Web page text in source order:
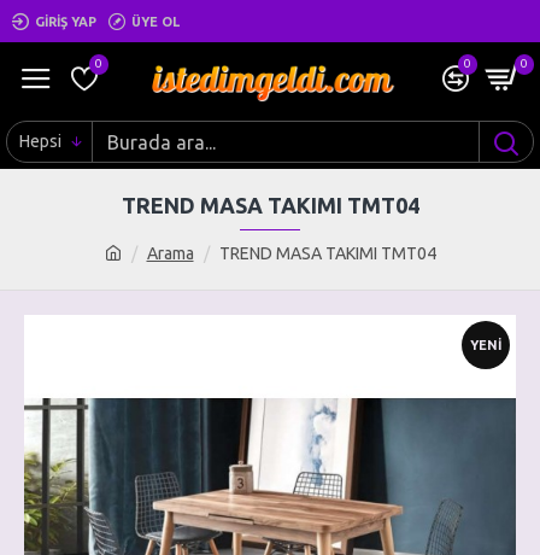
GIRIŞ YAP ÜYE OL
0 0 0
Hepsi
Arama TREND MASA TAKIMI TMT04
TREND MASA TAKIMI TMT04
YENI